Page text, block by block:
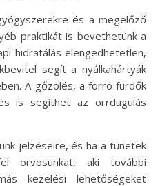
és a megelőző
praktikát is bevethetünk a
hidratálás elengedhetetlen,
segít a nyálkahártyák
A gőzölés, a forró fürdők
is segíthet az orrdugulás
jelzéseire, és ha a tünetek
orvosunkat, aki további
kezelési lehetőségeket